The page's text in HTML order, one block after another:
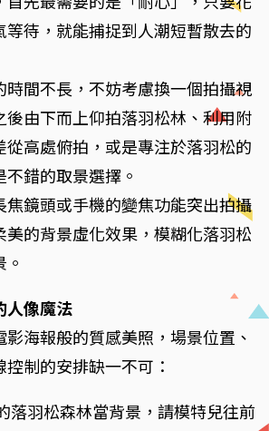
等待，就能捕捉到人潮短暫散去的
時間不長，不妨考慮換一個拍攝視
後由下而上仰拍落羽松林、利用附
從高處俯拍，或是專注於落羽松的
錯的取景選擇。
焦鏡頭或手機的變焦功能突出拍攝
美的背景虛化效果，模糊化落羽松
人像魔法
海報般的質感美照，場景位置、
制的安排缺一不可：
落羽松森林當背景，請模特兒往前